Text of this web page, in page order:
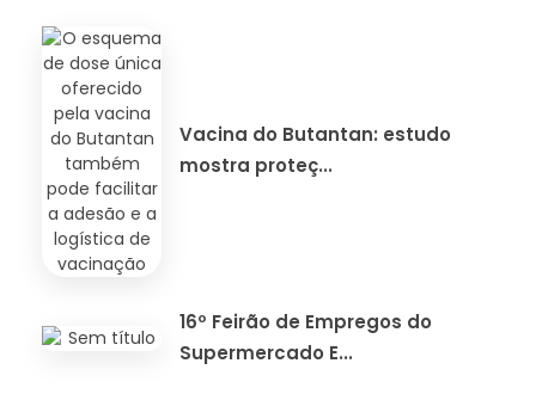
Vacina do Butantan: estudo
mostra proteç...
16º Feirão de Empregos do
Supermercado E...